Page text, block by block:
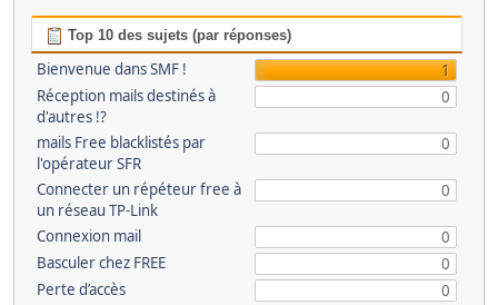
Top 10 des sujets (par réponses)
Bienvenue dans SMF !
1
Réception mails destinés à
d'autres !?
0
mails Free blacklistés par
l'opérateur SFR
0
Connecter un répéteur free à
un réseau TP-Link
0
Connexion mail
0
Basculer chez FREE
0
Perte d’accès
0